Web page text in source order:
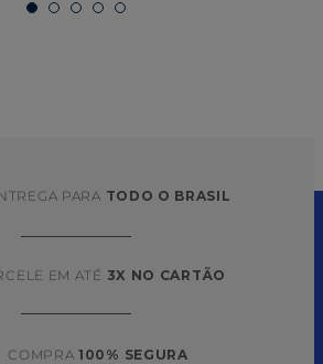
PARA TODO O BRASIL
EM ATÉ 3X NO CARTÃO
COMPRA 100% SEGURA